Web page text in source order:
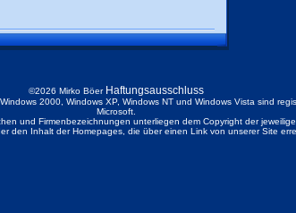
©2026 Mirko Böer Haftungsausschluss
2000, Windows XP, Windows NT und Windows Vista sind
Microsoft.
und Firmenbezeichnungen unterliegen dem Copyright der
den Inhalt der Homepages, die über einen Link von unserer Site